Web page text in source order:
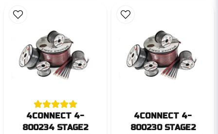
4CONNECT 4-
800234 STAGE2
4CONNECT 4-
800230 STAGE2